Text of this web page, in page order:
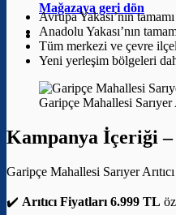
Mağazaya geri dön
Avrupa Yakası’nın tamamı
Anadolu Yakası’nın
Tüm merkezi ve çevre
Yeni yerleşim bölgeleri
Garipçe Mahallesi Sarıyer
Kampanya İçeriği –
Garipçe Mahallesi Sarıyer
✔️ Arıtıcı Fiyatları 6.999 TL